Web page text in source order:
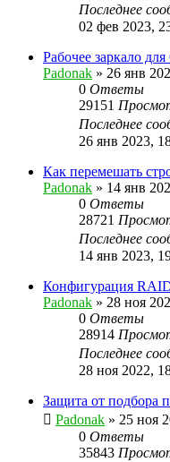
Последнее
02 фев 2023,
Рабочее заркало
Padonak » 26 янв
0 Ответы
29151
Последнее
26 янв 2023,
Как перемешать
Padonak » 14 янв
0 Ответы
28721
Последнее
14 янв 2023,
Конфигурация
Padonak » 28 ноя
0 Ответы
28914
Последнее
28 ноя 2022,
Защита от подбора
Padonak » 25 ноя
0 Ответы
35843